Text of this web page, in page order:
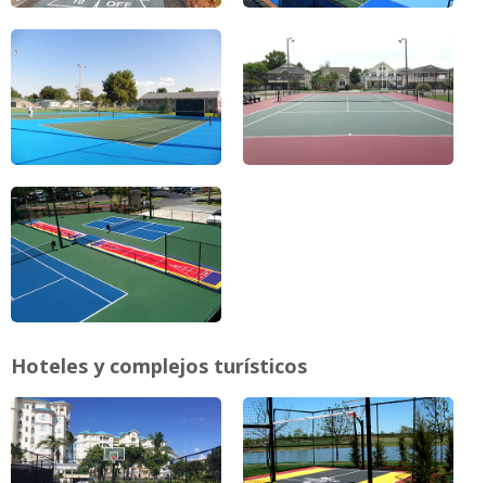
Hoteles y complejos turísticos